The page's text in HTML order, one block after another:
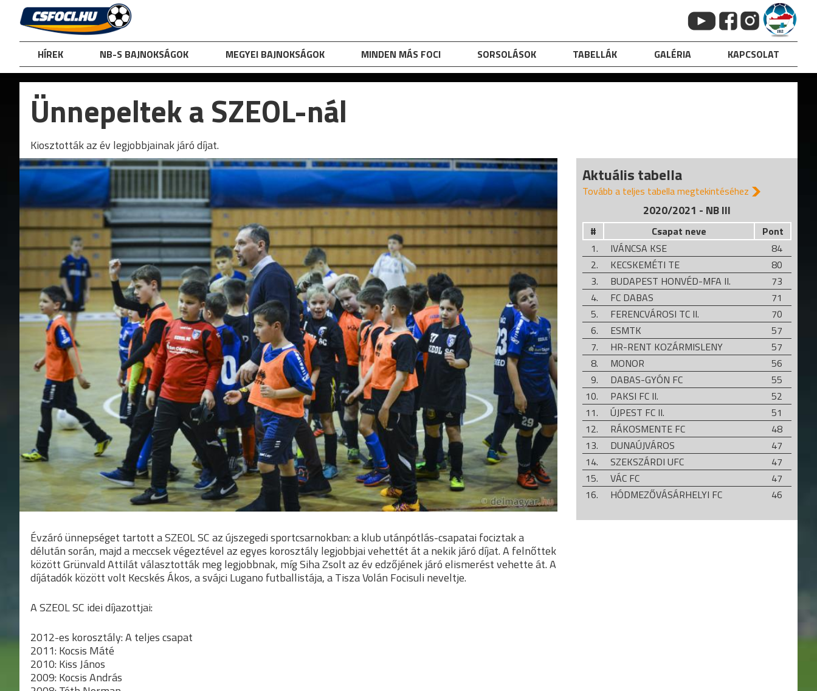
content
HÍREK NB-S BAJNOKSÁGOK MEGYEI BAJNOKSÁGOK MINDEN MÁS FOCI SORSOLÁSOK TABELLÁK GALÉRIA KAPCSOLAT
Ünnepeltek a SZEOL-nál
Kiosztották az év legjobbjainak járó díjat.
Évzáró ünnepséget tartott a SZEOL SC az újszegedi sportcsarnokban: a klub utánpótlás-csapatai fociztak a
délután során, majd a meccsek végeztével az egyes korosztály legjobbjai vehettét át a nekik járó díjat. A felnőttek
között Grünvald Attilát választották meg legjobbnak, míg Siha Zsolt az év edzőjének járó elismerést vehette át. A
díjátadók között volt Kecskés Ákos, a svájci Lugano futballistája, a Tisza Volán Focisuli neveltje.
A SZEOL SC idei díjazottjai:
2012-es korosztály: A teljes csapat
2011: Kocsis Máté
2010: Kiss János
2009: Kocsis András
Aktuális tabella
Tovább a teljes tabella megtekintéséhez
2020/2021 - NB III
# Csapat neve
Pont
1.
IVÁNCSA KSE
84
2.
KECSKEMÉTI TE
80
3.
BUDAPEST HONVÉD-MFA II.
73
4.
FC DABAS
71
5.
FERENCVÁROSI TC II.
70
6.
ESMTK
57
7.
HR-RENT KOZÁRMISLENY
57
8.
MONOR
56
9.
DABAS-GYÓN FC
55
10.
PAKSI FC II.
52
11.
ÚJPEST FC II.
51
12.
RÁKOSMENTE FC
48
13.
DUNAÚJVÁROS
47
14.
SZEKSZÁRDI UFC
47
15.
VÁC FC
47
16.
HÓDMEZŐVÁSÁRHELYI FC
46